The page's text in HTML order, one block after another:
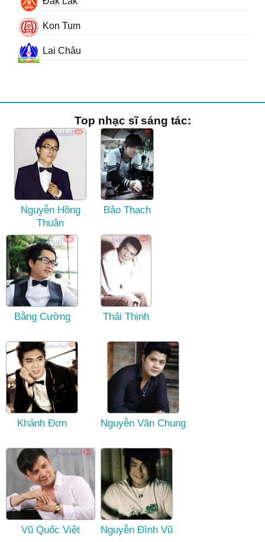
Kon Tum
Lai Châu
Top nhạc sĩ sáng tác:
Nguyễn Hồng
Thuận
Bảo Thạch
Bằng Cường Thái Thịnh
Khánh Đơn Nguyễn Văn Chung
Vũ Quốc Việt Nguyễn Đình Vũ